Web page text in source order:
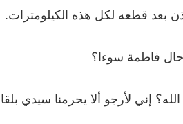
بعد قطعه لكل هذه الكيلومترات.
فاطمة سوءا؟
إني لأرجو ألا يحرمنا سيدي